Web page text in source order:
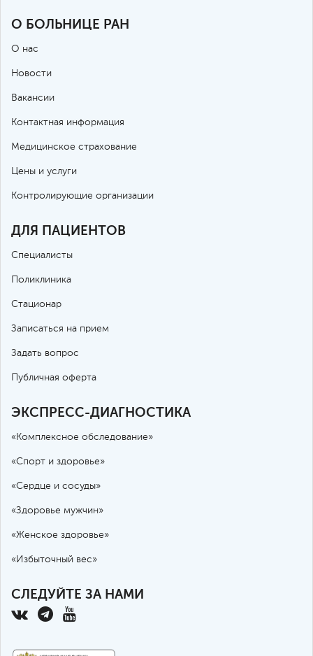
О БОЛЬНИЦЕ РАН
О нас
Новости
Вакансии
Контактная информация
Медицинское страхование
Цены и услуги
Контролирующие организации
ДЛЯ ПАЦИЕНТОВ
Специалисты
Поликлиника
Стационар
Записаться на прием
Задать вопрос
Публичная оферта
ЭКСПРЕСС-ДИАГНОСТИКА
«Комплексное обследование»
«Спорт и здоровье»
«Сердце и сосуды»
«Здоровье мужчин»
«Женское здоровье»
«Избыточный вес»
СЛЕДУЙТЕ ЗА НАМИ